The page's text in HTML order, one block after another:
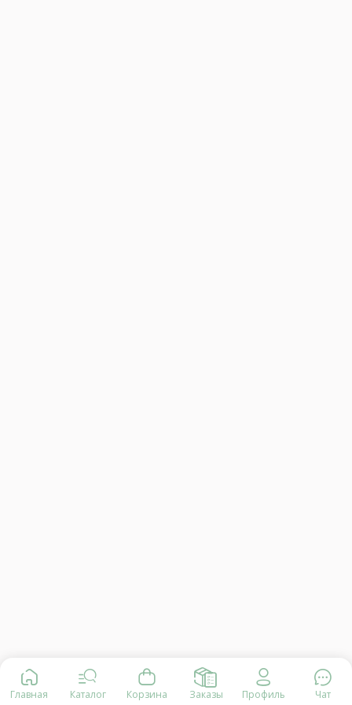
Главная Каталог Корзина Заказы Профиль Чат